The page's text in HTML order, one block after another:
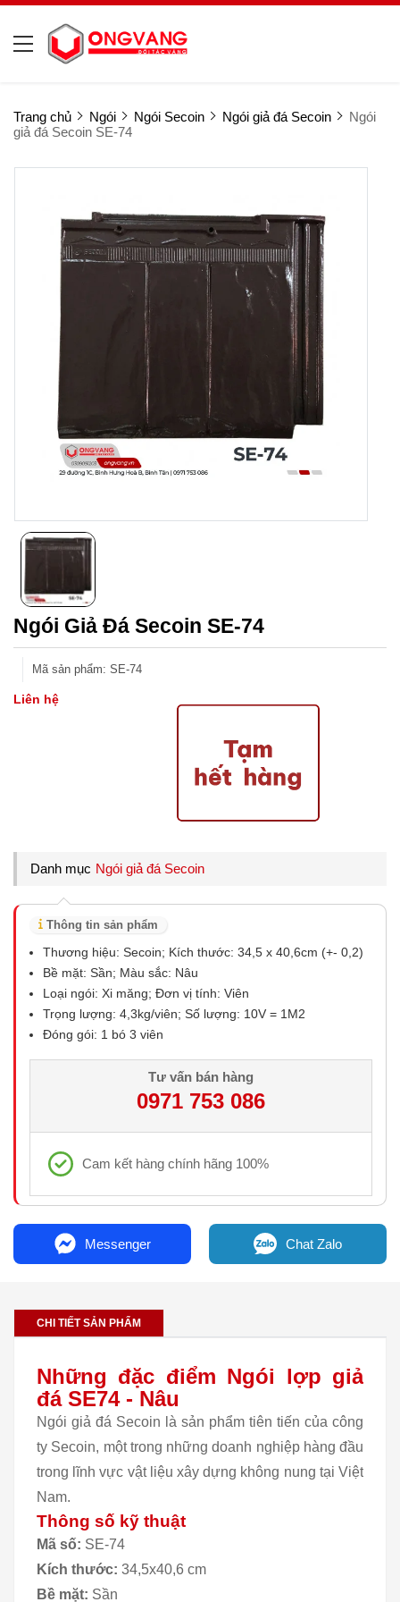
Trang chủ Ngói Ngói Secoin Ngói giả đá Secoin
Ngói
giả đá Secoin SE-74
Ngói Giả Đá Secoin SE-74
Mã sản phẩm: SE-74
Liên hệ
Danh mục Ngói giả đá Secoin
Thông tin sản phẩm
Thương hiệu: Secoin; Kích thước: 34,5 x 40,6cm (+- 0,2)
Bề mặt: Sần; Màu sắc: Nâu
Loại ngói: Xi măng; Đơn vị tính: Viên
Trọng lượng: 4,3kg/viên; Số lượng: 10V = 1M2
Đóng gói: 1 bó 3 viên
Tư vấn bán hàng
0971 753 086
Cam kết hàng chính hãng 100%
Messenger Chat Zalo
CHI TIẾT SẢN PHẨM
Những đặc điểm Ngói lợp giả
đá SE74 - Nâu
Ngói giả đá Secoin là sản phẩm tiên tiến của công
ty Secoin, một trong những doanh nghiệp hàng đầu
trong lĩnh vực vật liệu xây dựng không nung tại Việt
Nam.
Thông số kỹ thuật
Mã số: SE-74
Kích thước: 34,5x40,6 cm
Bề mặt: Sần